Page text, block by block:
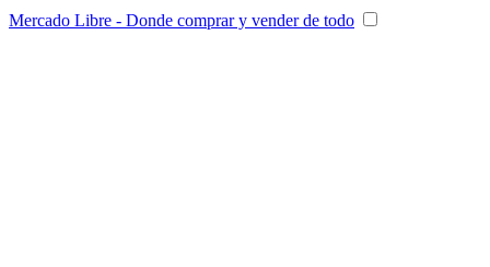
Mercado Libre - Donde comprar y vender de todo